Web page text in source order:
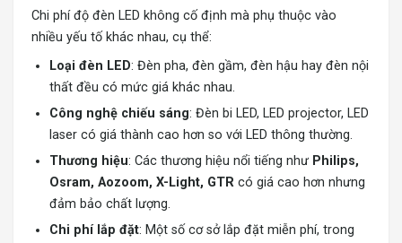
Chi phí độ đèn LED không cố định mà phụ thuộc vào
nhiều yếu tố khác nhau, cụ thể:
Loại đèn LED: Đèn pha, đèn gầm, đèn hậu hay đèn nội
thất đều có mức giá khác nhau.
Công nghệ chiếu sáng: Đèn bi LED, LED projector, LED
laser có giá thành cao hơn so với LED thông thường.
Thương hiệu: Các thương hiệu nổi tiếng như Philips,
Osram, Aozoom, X-Light, GTR có giá cao hơn nhưng
đảm bảo chất lượng.
Chi phí lắp đặt: Một số cơ sở lắp đặt miễn phí, trong